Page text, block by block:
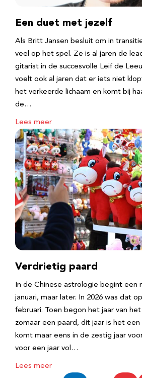
Een duet met jezelf
Als Britt Jansen besluit om in
veel op het spel. Ze is al jaren de
gitarist in de succesvolle Leif de
voelt ook al jaren dat er iets niet
het verkeerde lichaam en komt bij
de…
Lees meer
Verdrietig paard
In de Chinese astrologie begint een
januari, maar later. In 2026 was dat
februari. Toen begon het jaar van
zomaar een paard, dit jaar is het een
komt maar eens in de zestig jaar
voor een jaar vol…
Lees meer